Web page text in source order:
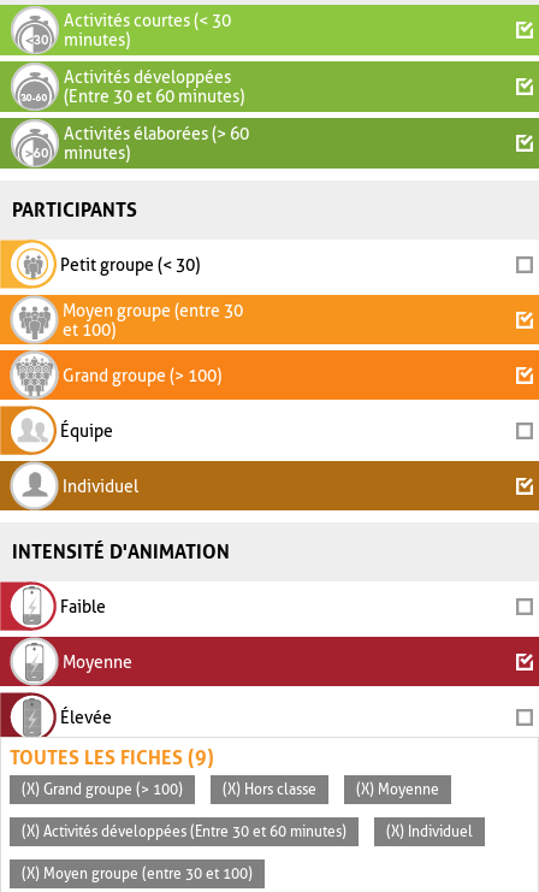
Activités courtes (< 30
minutes)
Activités développées
(Entre 30 et 60 minutes)
Activités élaborées (> 60
minutes)
PARTICIPANTS
Petit groupe (< 30)
Moyen groupe (entre 30
et 100)
Grand groupe (> 100)
Équipe
Individuel
INTENSITÉ D'ANIMATION
Faible
Moyenne
Élevée
TOUTES LES FICHES (9)
(X) Grand groupe (> 100) (X) Hors classe (X) Moyenne
(X) Activités développées (Entre 30 et 60 minutes) (X) Individuel
(X) Moyen groupe (entre 30 et 100)